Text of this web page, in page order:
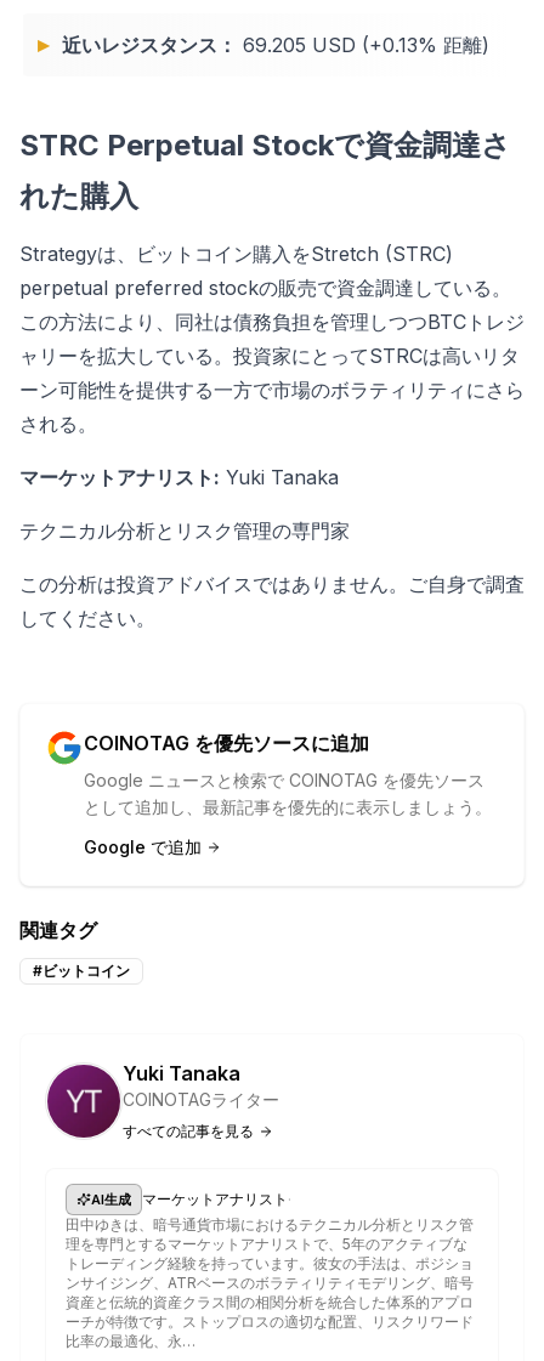
近いレジスタンス： 69.205 USD (+0.13% 距離)
STRC Perpetual Stockで資金調達さ
れた購入
Strategyは、ビットコイン購入をStretch (STRC)
perpetual preferred stockの販売で資金調達している。
この方法により、同社は債務負担を管理しつつBTCトレジ
ャリーを拡大している。投資家にとってSTRCは高いリタ
ーン可能性を提供する一方で市場のボラティリティにさら
される。
マーケットアナリスト: Yuki Tanaka
テクニカル分析とリスク管理の専門家
この分析は投資アドバイスではありません。ご自身で調査
してください。
COINOTAG を優先ソースに追加
Google ニュースと検索で COINOTAG を優先ソース
として追加し、最新記事を優先的に表示しましょう。
Google で追加
関連タグ
#ビットコイン
Yuki Tanaka
COINOTAGライター
すべての記事を見る
AI生成 マーケットアナリスト ·
田中ゆきは、暗号通貨市場におけるテクニカル分析とリスク管
理を専門とするマーケットアナリストで、5年のアクティブな
トレーディング経験を持っています。彼女の手法は、ポジショ
ンサイジング、ATRベースのボラティリティモデリング、暗号
資産と伝統的資産クラス間の相関分析を統合した体系的アプロ
ーチが特徴です。ストップロスの適切な配置、リスクリワード
比率の最適化、永…